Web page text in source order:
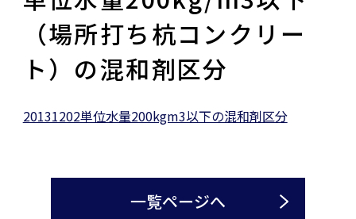
（場所打ち杭コンクリー
ト）の混和剤区分
20131202単位水量200kgm3以下の混和剤区分
一覧ページへ